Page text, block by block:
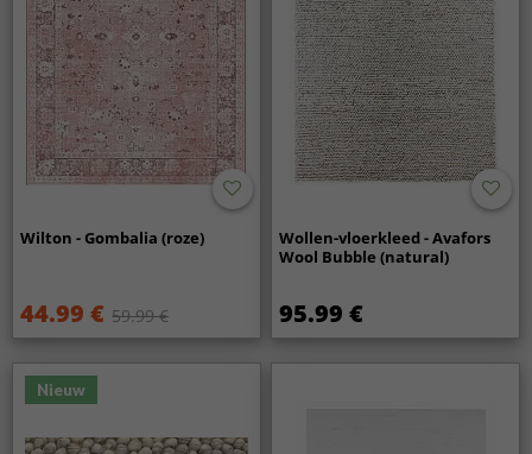
Wilton - Gombalia (roze)
44.99 € 59.99 €
Wollen-vloerkleed - Avafors
Wool Bubble (natural)
95.99 €
Nieuw